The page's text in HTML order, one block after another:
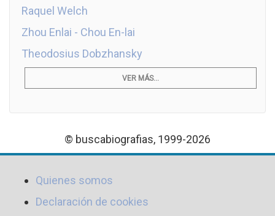
Raquel Welch
Zhou Enlai - Chou En-lai
Theodosius Dobzhansky
VER MÁS...
© buscabiografias, 1999-2026
Quienes somos
Declaración de cookies